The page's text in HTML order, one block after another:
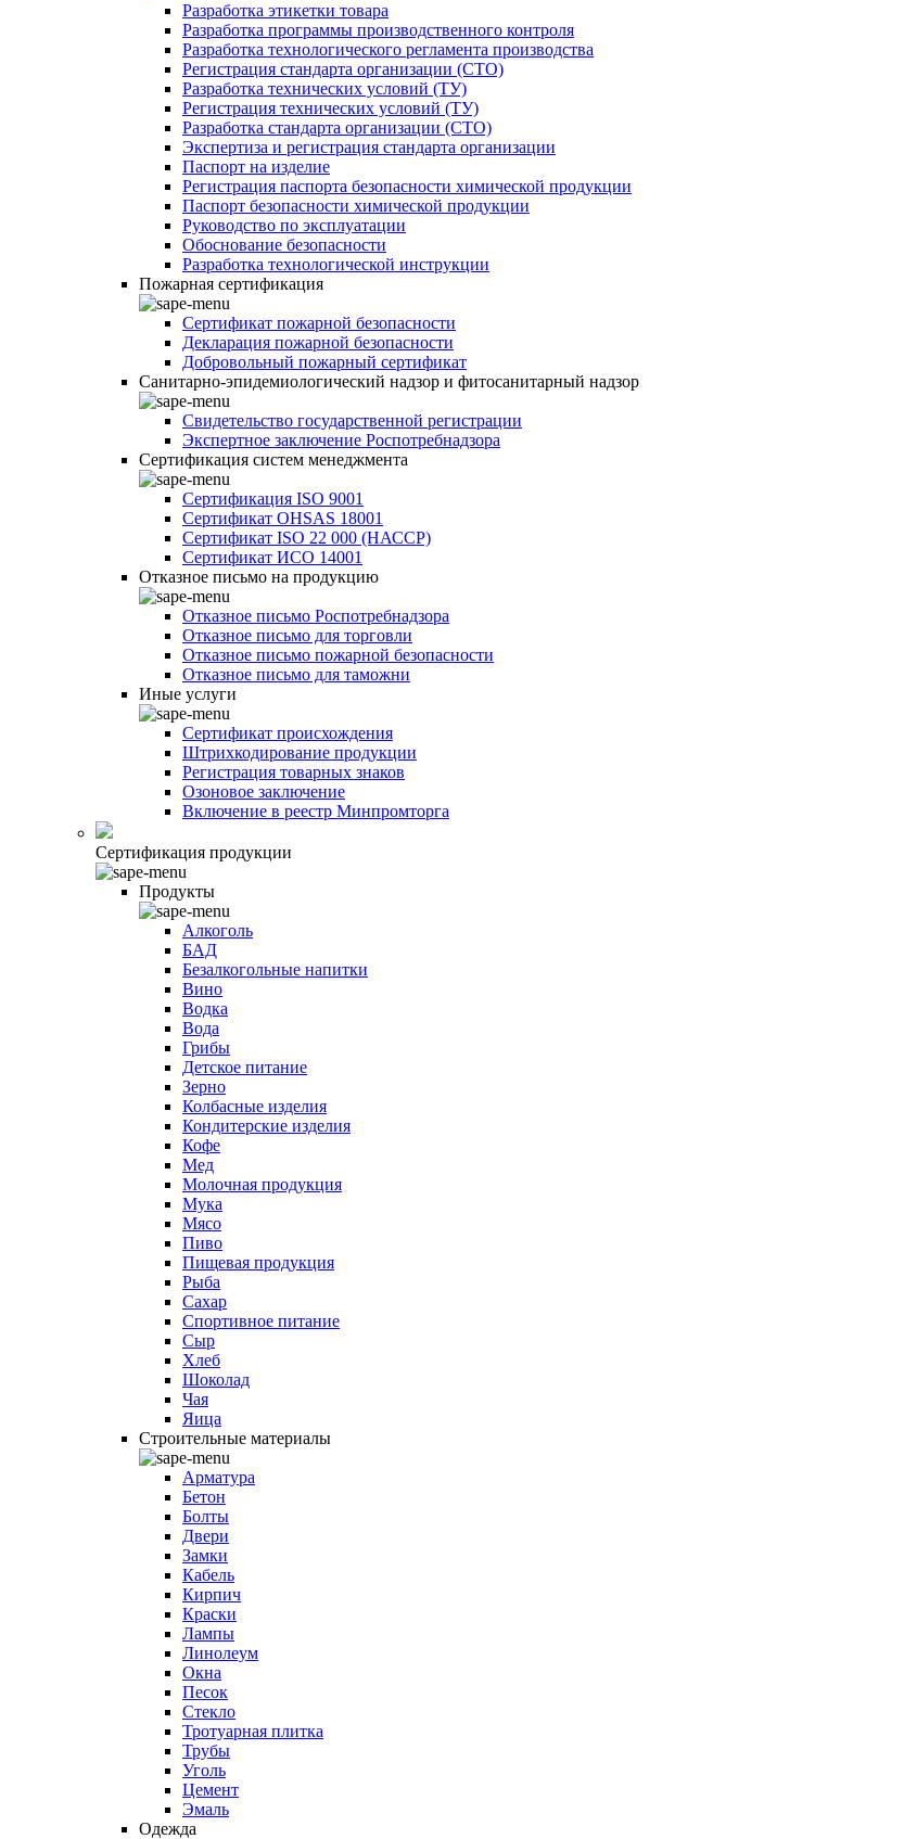
Разработка этикетки товара
Разработка программы производственного контроля
Разработка технологического регламента производства
Регистрация стандарта организации (СТО)
Разработка технических условий (ТУ)
Регистрация технических условий (ТУ)
Разработка стандарта организации (СТО)
Экспертиза и регистрация стандарта организации
Паспорт на изделие
Регистрация паспорта безопасности химической продукции
Паспорт безопасности химической продукции
Руководство по эксплуатации
Обоснование безопасности
Разработка технологической инструкции
Пожарная сертификация
Сертификат пожарной безопасности
Декларация пожарной безопасности
Добровольный пожарный сертификат
Санитарно-эпидемиологический надзор и фитосанитарный надзор
Свидетельство государственной регистрации
Экспертное заключение Роспотребнадзора
Сертификация систем менеджмента
Сертификация ISO 9001
Сертификат OHSAS 18001
Сертификат ISO 22 000 (НАССР)
Сертификат ИСО 14001
Отказное письмо на продукцию
Отказное письмо Роспотребнадзора
Отказное письмо для торговли
Отказное письмо пожарной безопасности
Отказное письмо для таможни
Иные услуги
Сертификат происхождения
Штрихкодирование продукции
Регистрация товарных знаков
Озоновое заключение
Включение в реестр Минпромторга
Сертификация продукции
Продукты
Алкоголь
БАД
Безалкогольные напитки
Вино
Водка
Вода
Грибы
Детское питание
Зерно
Колбасные изделия
Кондитерские изделия
Кофе
Мед
Молочная продукция
Мука
Мясо
Пиво
Пищевая продукция
Рыба
Сахар
Спортивное питание
Сыр
Хлеб
Шоколад
Чая
Яица
Строительные материалы
Арматура
Бетон
Болты
Двери
Замки
Кабель
Кирпич
Краски
Лампы
Линолеум
Окна
Песок
Стекло
Тротуарная плитка
Трубы
Уголь
Цемент
Эмаль
Одежда